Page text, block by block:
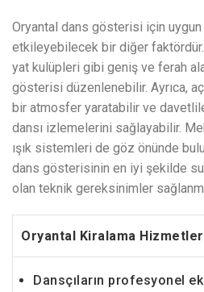
Oryantal dans gösterisi için
etkileyebilecek bir diğer faktördür.
yat kulüpleri gibi geniş ve ferah
gösterisi düzenlenebilir. Ayrıca,
bir atmosfer yaratabilir ve
dansı izlemelerini sağlayabilir.
ışık sistemleri de göz önünde
dans gösterisinin en iyi şekilde
olan teknik gereksinimler
Oryantal Kiralama
Dansçıların profesyonel